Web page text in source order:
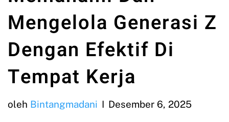
Mengelola Generasi Z
Dengan Efektif Di
Tempat Kerja
oleh Bintangmadani Desember 6, 2025